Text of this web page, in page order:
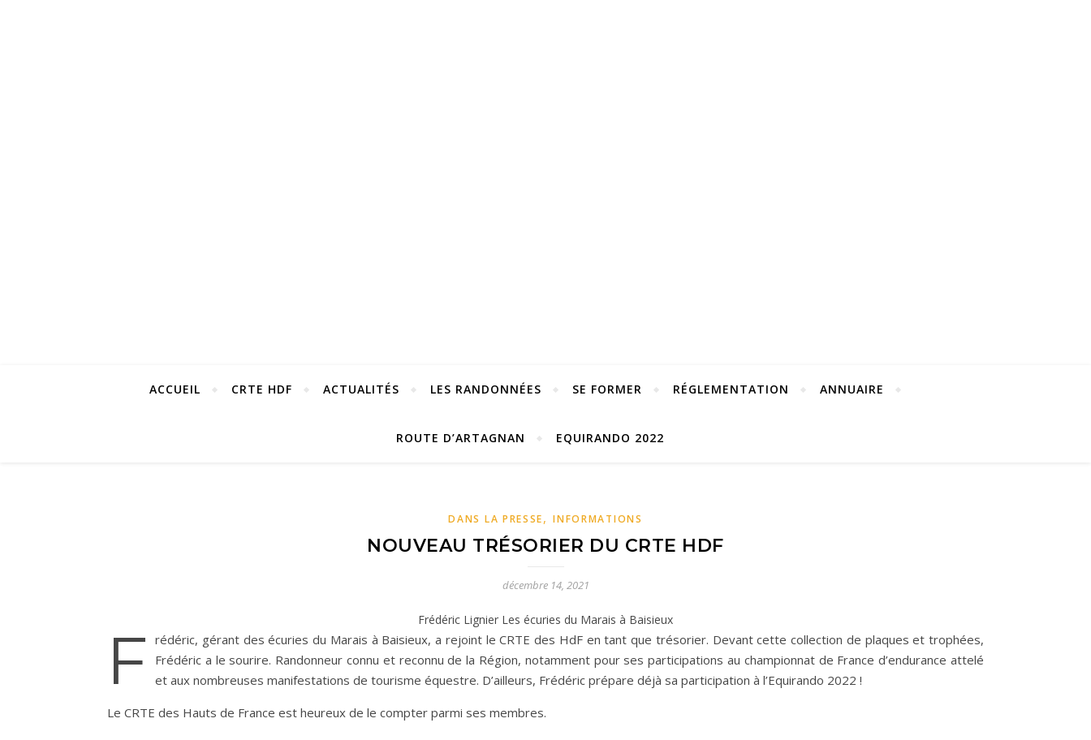
ACCUEIL CRTE HDF ACTUALITÉS LES RANDONNÉES SE FORMER RÉGLEMENTATION ANNUAIRE
ROUTE D’ARTAGNAN EQUIRANDO 2022
DANS LA PRESSE,INFORMATIONS
NOUVEAU TRÉSORIER DU CRTE HDF
décembre 14, 2021
Frédéric Lignier Les écuries du Marais à Baisieux
F rédéric, gérant des écuries du Marais à Baisieux, a rejoint le CRTE des HdF en tant que trésorier. Devant cette collection de plaques et trophées,
Frédéric a le sourire. Randonneur connu et reconnu de la Région, notamment pour ses participations au championnat de France d’endurance attelé
et aux nombreuses manifestations de tourisme équestre. D’ailleurs, Frédéric prépare déjà sa participation à l’Equirando 2022 !
Le CRTE des Hauts de France est heureux de le compter parmi ses membres.